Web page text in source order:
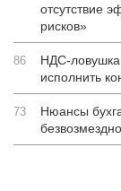
отсутствие
рисков»
86
НДС-ловушка
исполнить
73
Нюансы